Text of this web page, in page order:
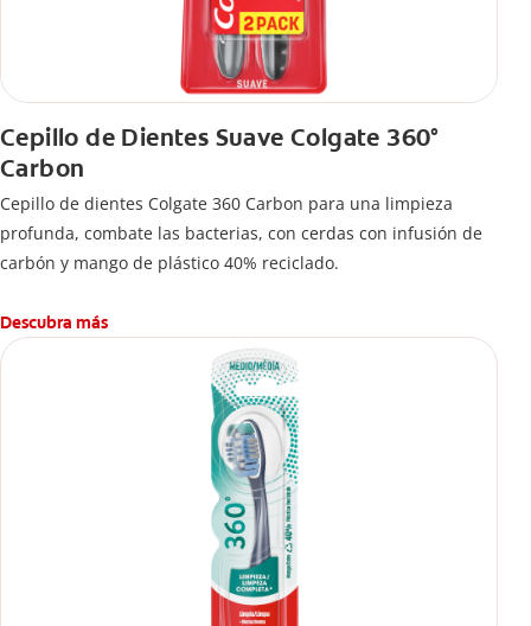
Cepillo de Dientes Suave Colgate 360°
Carbon
Cepillo de dientes Colgate 360 ​​Carbon para una limpieza
profunda, combate las bacterias, con cerdas con infusión de
carbón y mango de plástico 40% reciclado.
Descubra más